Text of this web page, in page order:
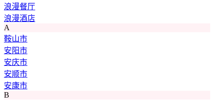
浪漫餐厅
浪漫酒店
A
鞍山市
安阳市
安庆市
安顺市
安康市
B